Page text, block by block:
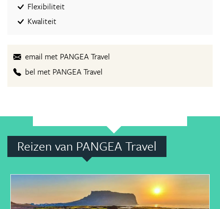
Flexibiliteit
Kwaliteit
email met PANGEA Travel
bel met PANGEA Travel
Reizen van PANGEA Travel